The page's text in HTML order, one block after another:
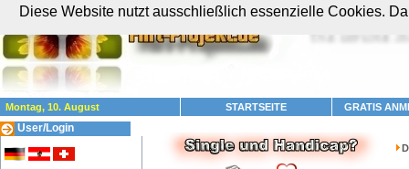
Montag, 10. August STARTSEITE GRATIS
User/Login
Diese Website nutzt ausschließlich essenzielle Cookies.